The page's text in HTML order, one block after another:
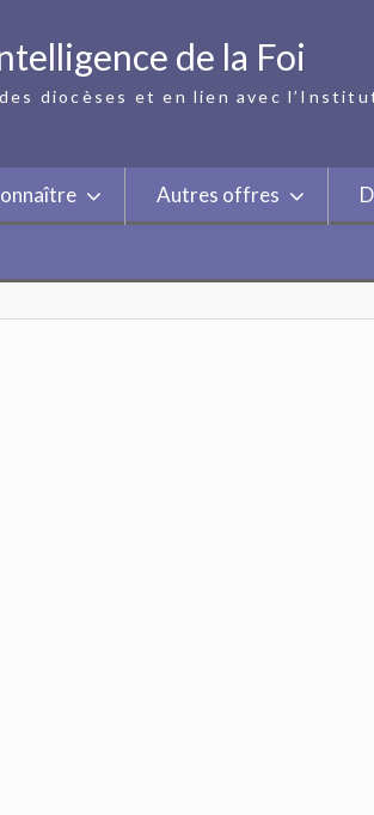
de la Foi
diocèses et en lien avec
Autres offres